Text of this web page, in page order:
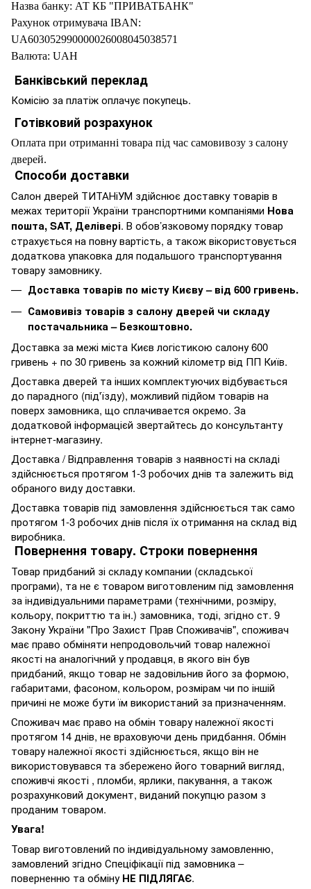
Назва банку: АТ КБ "ПРИВАТБАНК"
Рахунок отримувача IBAN:
UA603052990000026008045038571
Валюта: UAH
Банківський переклад
Комісію за платіж оплачує покупець.
Готівковий розрахунок
Оплата при отриманні товара під час самовивозу з салону
дверей.
Способи доставки
Салон дверей ТИТАНіУМ здійснює доставку товарів в
межах території України транспортними компаніями Нова
пошта, SAT, Делівері. В обов’язковому порядку товар
страхується на повну вартість, а також вікористовується
додаткова упаковка для подальшого транспортування
товару замовнику.
Доставка товарів по місту Києву – від 600 гривень.
Самовивіз товарів з салону дверей чи складу
постачальника – Безкоштовно.
Доставка за межі міста Києв логістикою салону 600
гривень + по 30 гривень за кожний кілометр від ПП Київ.
Доставка дверей та інших комплектуючих відбувається
до парадного (під'їзду), можливий підйом товарів на
поверх замовника, що сплачивается окремо. За
додатковой інформацієй звертайтесь до консультанту
інтернет-магазину.
Доставка / Відправлення товарів з наявності на складі
здійснюється протягом 1-3 робочих днів та залежить від
обраного виду доставки.
Доставка товарів під замовлення здійснюється так само
протягом 1-3 робочих днів після їх отримання на склад від
виробника.
Повернення товару. Строки повернення
Товар придбаний зі складу компании (складської
програми), та не є товаром виготовленим під замовлення
за індивідуальними параметрами (технічними, розміру,
кольору, покриттю та ін.) замовника, тоді, згідно ст. 9
Закону України "Про Захист Прав Споживачів", споживач
має право обміняти непродовольчий товар належної
якості на аналогічний у продавця, в якого він був
придбаний, якщо товар не задовільнив його за формою,
габаритами, фасоном, кольором, розмірам чи по іншій
причині не може бути їм використаний за призначенням.
Споживач має право на обмін товару належної якості
протягом 14 днів, не враховуючи день придбання. Обмін
товару належної якості здійснюється, якщо він не
використовувався та збережено його товарний вигляд,
споживчі якості , пломби, ярлики, пакування, а також
розрахунковий документ, виданий покупцю разом з
проданим товаром.
Увага!
Товар виготовлений по індивідуальному замовленню,
замовлений згідно Спеціфікації під замовника –
поверненню та обмінуНЕ ПІДЛЯГАЄ.